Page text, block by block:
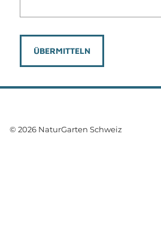
ÜBERMITTELN
© 2026 NaturGarten Schweiz